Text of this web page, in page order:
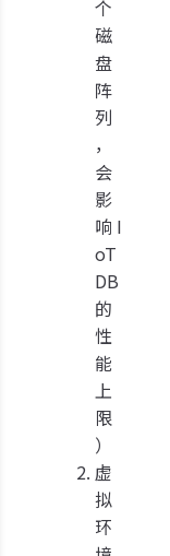
个
磁
盘
阵
列
，
会
影
响 I
oT
DB
的
性
能
上
限
）
虚
拟
环